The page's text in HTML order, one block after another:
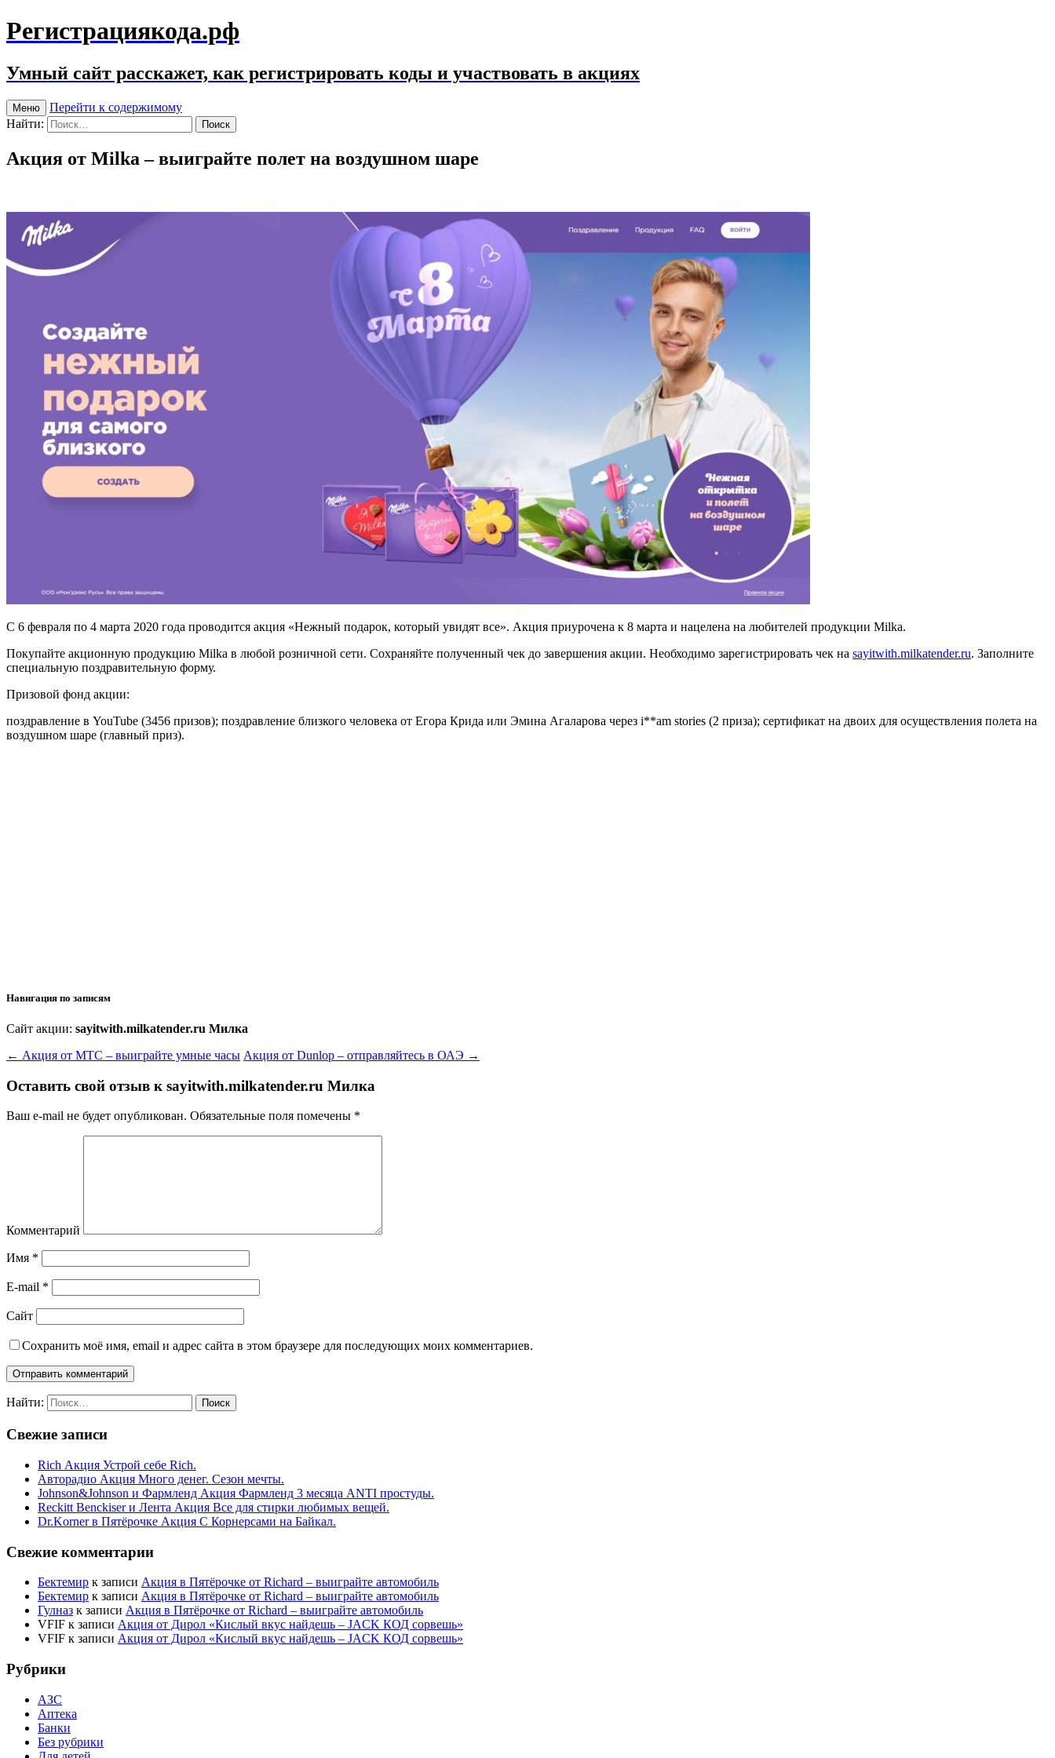
Регистрациякода.рф
Умный сайт расскажет, как регистрировать коды и участвовать в акциях
Меню
Перейти к содержимому
Найти:
Акция от Milka – выиграйте полет на воздушном шаре
С 6 февраля по 4 марта 2020 года проводится акция «Нежный подарок, который увидят все». Акция приурочена к 8 марта и нацелена на любителей продукции Milka.
Покупайте акционную продукцию Milka в любой розничной сети. Сохраняйте полученный чек до завершения акции. Необходимо зарегистрировать чек на sayitwith.milkatender.ru. Заполните
специальную поздравительную форму.
Призовой фонд акции:
поздравление в YouTube (3456 призов); поздравление близкого человека от Егора Крида или Эмина Агаларова через i**am stories (2 приза); сертификат на двоих для осуществления полета на
воздушном шаре (главный приз).
Навигация по записям
Сайт акции: sayitwith.milkatender.ru Милка
← Акция от МТС – выиграйте умные часы Акция от Dunlop – отправляйтесь в ОАЭ →
Оставить свой отзыв к sayitwith.milkatender.ru Милка
Ваш e-mail не будет опубликован. Обязательные поля помечены *
Комментарий
Имя *
E-mail *
Сайт
Сохранить моё имя, email и адрес сайта в этом браузере для последующих моих комментариев.
Найти:
Свежие записи
Rich Акция Устрой себе Rich.
Авторадио Акция Много денег. Сезон мечты.
Johnson&Johnson и Фармленд Акция Фармленд 3 месяца ANTI простуды.
Reckitt Benckiser и Лента Акция Все для стирки любимых вещей.
Dr.Korner в Пятёрочке Акция С Корнерсами на Байкал.
Свежие комментарии
Бектемир к записи Акция в Пятёрочке от Richard – выиграйте автомобиль
Бектемир к записи Акция в Пятёрочке от Richard – выиграйте автомобиль
Гулназ к записи Акция в Пятёрочке от Richard – выиграйте автомобиль
VFIF к записи Акция от Дирол «Кислый вкус найдешь – JACK КОД сорвешь»
VFIF к записи Акция от Дирол «Кислый вкус найдешь – JACK КОД сорвешь»
Рубрики
АЗС
Аптека
Банки
Без рубрики